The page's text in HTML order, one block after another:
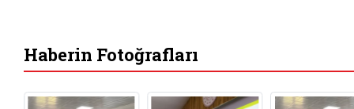
Haberin Fotoğrafları